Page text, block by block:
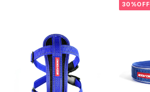
30%OFF